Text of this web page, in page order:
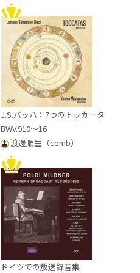
J.S.バッハ：7つのトッカータ
BWV.910～16
渡邊順生（cemb）
ドイツでの放送録音集